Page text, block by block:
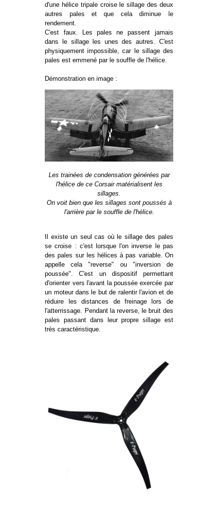
d'une hélice tripale croise le sillage des deux
autres pales et que cela diminue le
rendement.
C'est faux. Les pales ne passent jamais
dans le sillage les unes des autres. C'est
physiquement impossible, car le sillage des
pales est emmené par le souffle de l'hélice.
Démonstration en image :
Les trainées de condensation générées par
l'hélice de ce Corsair matérialisent les
sillages.
On voit bien que les sillages sont poussés à
l'arrière par le souffle de l'hélice.
Il existe un seul cas où le sillage des pales
se croise : c'est lorsque l'on inverse le pas
des pales sur les hélices à pas variable. On
appelle cela "reverse" ou "inversion de
poussée". C'est un dispositif permettant
d'orienter vers l'avant la poussée exercée par
un moteur dans le but de ralentir l'avion et de
réduire les distances de freinage lors de
l'atterrissage. Pendant la reverse, le bruit des
pales passant dans leur propre sillage est
très caractéristique.